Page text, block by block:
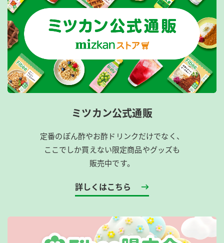
ミツカン公式通販
定番のぽん酢やお酢ドリンクだけでなく、
ここでしか買えない限定商品やグッズも
販売中です。
詳しくはこちら